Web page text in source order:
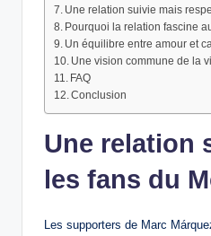
Une relation suivie mais
Pourquoi la relation fascine
Un équilibre entre amour et
Une vision commune de la
FAQ
Conclusion
Une relation
les fans du
Les supporters de Marc